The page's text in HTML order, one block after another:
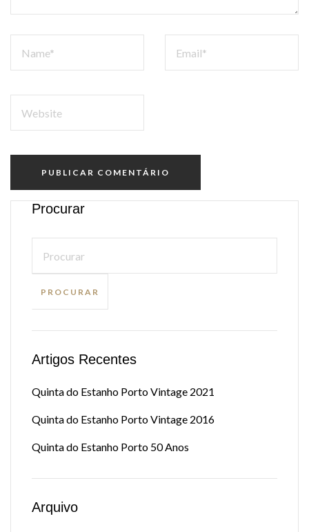
Procurar
Artigos Recentes
Quinta do Estanho Porto Vintage 2021
Quinta do Estanho Porto Vintage 2016
Quinta do Estanho Porto 50 Anos
Arquivo